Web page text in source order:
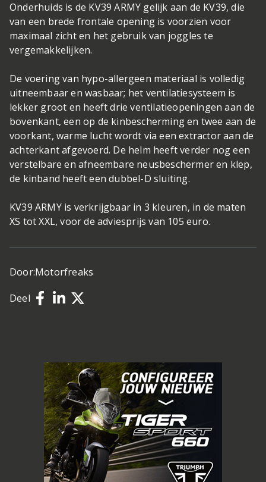
Onderhuids is de KV39 ARMY gelijk aan de KV39, die
van een brede frontale opening is voorzien voor
maximaal zicht en het gebruik van joggles te
vergemakkelijken.
De voering van hypo-allergeen materiaal is volledig
uitneembaar en wasbaar; het ventilatiesysteem is
lekker groot en heeft drie ventilatieopeningen aan de
bovenkant, een op de kinbescherming en twee aan de
voorkant, warme lucht wordt via een extractor aan de
achterkant afgevoerd. De helm heeft verder nog een
verstelbare en afneembare neusbeschermer en klep,
de kinband heeft een dubbel-D sluiting.
KV39 ARMY is verkrijgbaar in 3 kleuren, in de maten
XS tot XXL, voor de adviesprijs van 105 euro.
Door:Motorfreaks
Deel